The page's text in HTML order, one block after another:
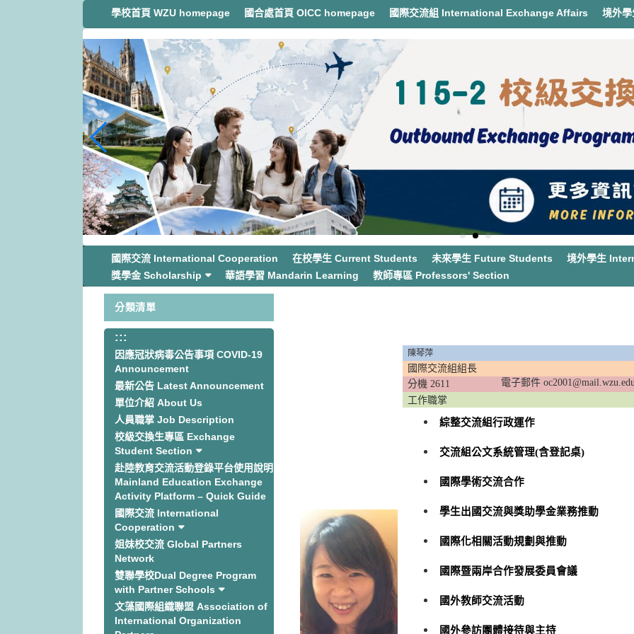
學校首頁 WZU homepage 國合處首頁 OICC homepage 國際交流組 International Exchange Affairs 境外
國際交流 International Cooperation 在校學生 Current Students 未來學生 Future Students
境外學生
獎學金 Scholarship
華語學習 Mandarin Learning 教師專區 Professors' Section
分類清單
:::
因應冠狀病毒公告事項 COVID-19
Announcement
最新公告 Latest Announcement
單位介紹 About Us
人員職掌 Job Description
校級交換生專區 Exchange
Student Section
赴陸教育交流活動登錄平台使用說明
Mainland Education Exchange
Activity Platform – Quick Guide
國際交流 International
Cooperation
姐妹校交流 Global Partners
Network
雙聯學校Dual Degree Program
with Partner Schools
文藻國際組織聯盟 Association of
International Organization
陳琴萍
國際交流組組長
分機 2611
電子郵件
工作職掌
綜整交流組行政運作
交流組公文系統管理(含登記桌)
國際學術交流合作
學生出國交流與獎助學金業務推動
國際化相關活動規劃與推動
國際暨兩岸合作發展委員會議
國外教師交流活動
國外參訪團體接待與主持